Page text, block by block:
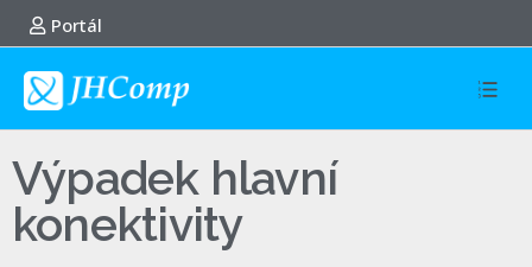
Portál
Výpadek hlavní
konektivity